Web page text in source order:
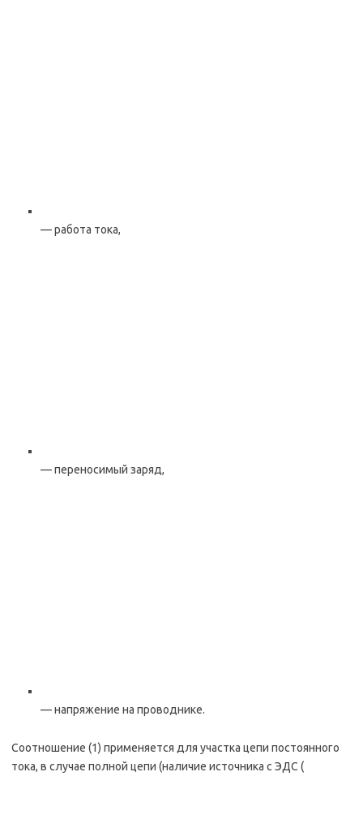
— работа тока,
— переносимый заряд,
— напряжение на проводнике.
Соотношение (1) применяется для участка цепи постоянного
тока, в случае полной цепи (наличие источника с ЭДС (